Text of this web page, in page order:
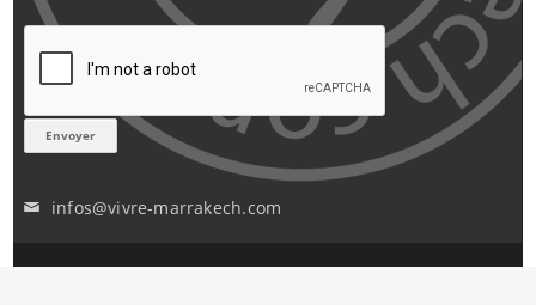
✉ infos@vivre-marrakech.com